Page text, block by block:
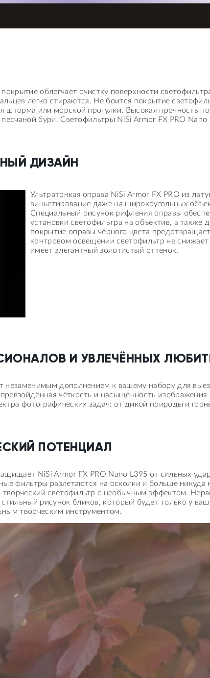
облегчает очистку поверхности
легко стираются. Не боится покрытие
шторма или морской прогулки. Высокая прочность
бури. Светофильтры NiSi Armor FX PRO
ДИЗАЙН
Ультратонкая оправа NiSi Armor FX PRO из
виньетирование даже на широкоугольных
Специальный рисунок рифления оправы
установки светофильтра на объектив, а также
покрытие оправы чёрного цвета
контровом освещении светофильтр не
имеет элегантный золотистый оттенок.
И УВЛЕЧЁННЫХ
незаменимым дополнением к вашему набору для
чёткость и насыщенность
фотографических задач: от дикой природы и
ПОТЕНЦИАЛ
NiSi Armor FX PRO Nano L395 от сильных
фильтры разлетаются на осколки и больше никуда
светофильтр с необычным эффектом.
рисунок бликов, который будет только у
творческим инструментом.